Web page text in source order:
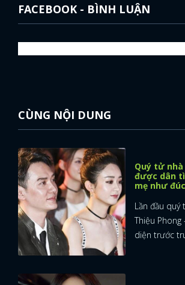
FACEBOOK - BÌNH LUẬN
CÙNG NỘI DUNG
Quý tử nhà
được dân
mẹ như
Lần đầu quý
Thiệu Phong
diện trước